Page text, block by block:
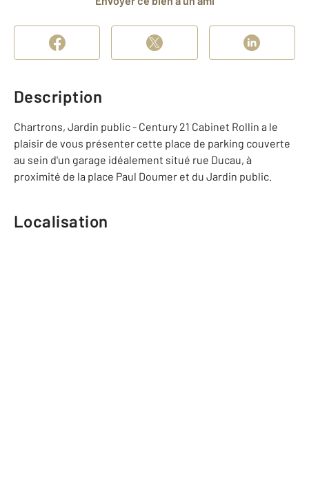
Description
Chartrons, Jardin public - Century 21 Cabinet Rollin a le
plaisir de vous présenter cette place de parking couverte
au sein d'un garage idéalement situé rue Ducau, à
proximité de la place Paul Doumer et du Jardin public.
Localisation